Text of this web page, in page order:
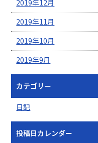
2019年12月
2019年11月
2019年10月
2019年9月
カテゴリー
日記
投稿日カレンダー